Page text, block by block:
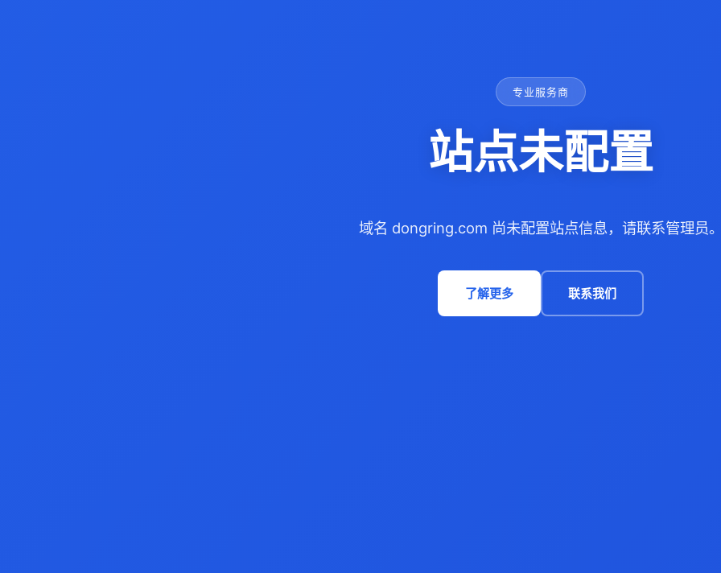
专业服务商
站点未配置
域名 dongring.com 尚未配置站点信息，请联系管理员
了解更多 联系我们